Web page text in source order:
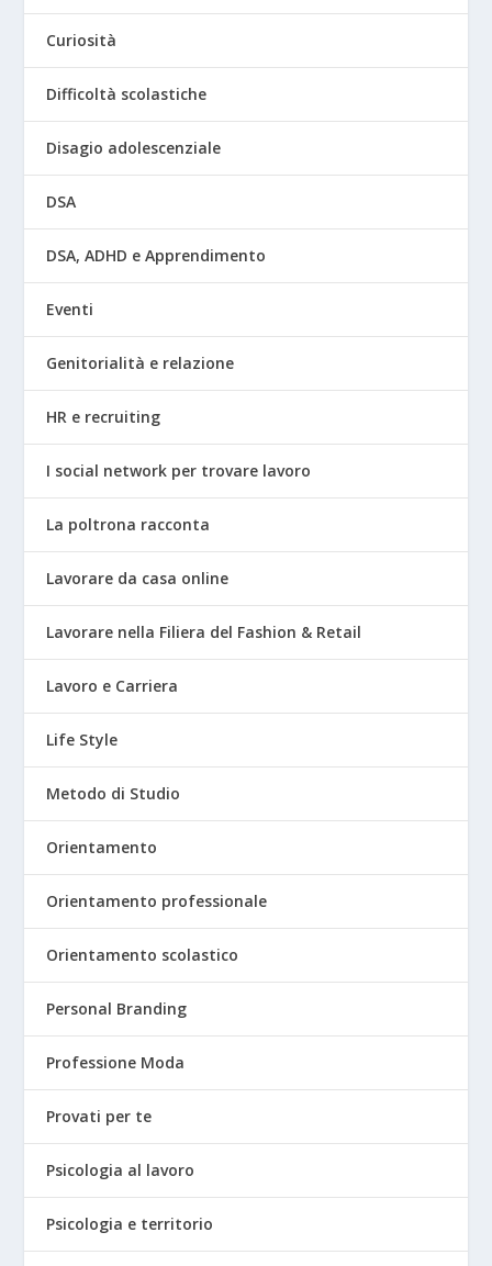
Curiosità
Difficoltà scolastiche
Disagio adolescenziale
DSA
DSA, ADHD e Apprendimento
Eventi
Genitorialità e relazione
HR e recruiting
I social network per trovare lavoro
La poltrona racconta
Lavorare da casa online
Lavorare nella Filiera del Fashion & Retail
Lavoro e Carriera
Life Style
Metodo di Studio
Orientamento
Orientamento professionale
Orientamento scolastico
Personal Branding
Professione Moda
Provati per te
Psicologia al lavoro
Psicologia e territorio